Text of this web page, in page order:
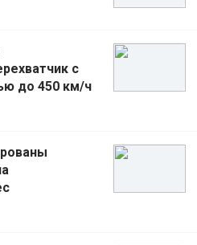
с
до 450 км/ч